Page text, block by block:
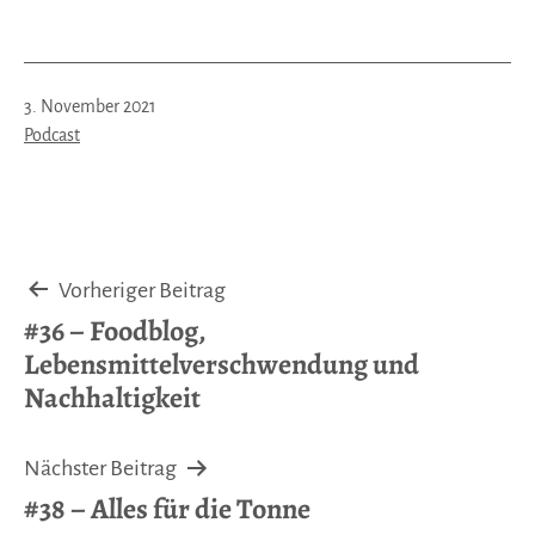
Veröffentlicht
am
3. November 2021
Kategorisiert
Podcast
Beitragsnavigation
Vorheriger Beitrag
#36 – Foodblog,
Lebensmittelverschwendung und
Nachhaltigkeit
Nächster Beitrag
#38 – Alles für die Tonne